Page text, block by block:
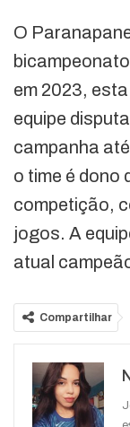
O
em 2023,
equipe
campanha
o time é dono
competição,
jogos. A
atual
Compartilhar
WhatsApp